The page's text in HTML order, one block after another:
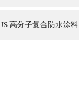
JS 高分子复合防水涂料